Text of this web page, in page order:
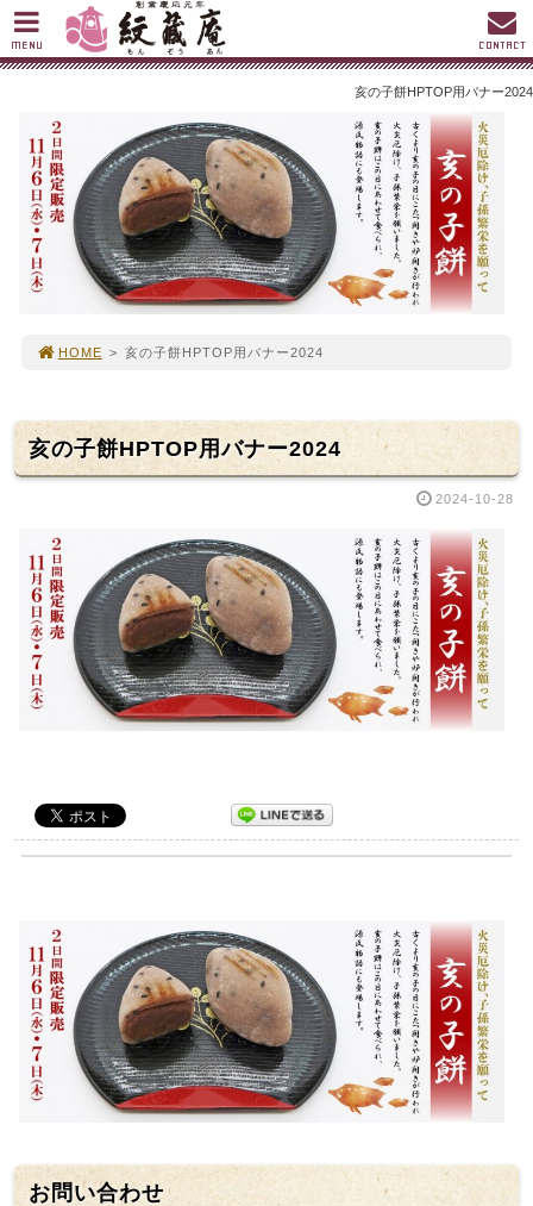
亥の子餅HPTOP用バナー2024
HOME > 亥の子餅HPTOP用バナー2024
亥の子餅HPTOP用バナー2024
2024-10-28
お問い合わせ
MENU CONTACT